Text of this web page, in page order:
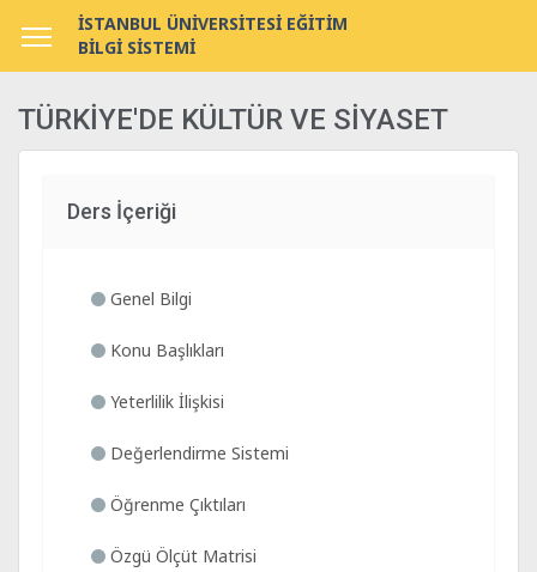
İSTANBUL ÜNİVERSİTESİ EĞİTİM
BİLGİ SİSTEMİ
TÜRKİYE'DE KÜLTÜR VE SİYASET
Ders İçeriği
Genel Bilgi
Konu Başlıkları
Yeterlilik İlişkisi
Değerlendirme Sistemi
Öğrenme Çıktıları
Özgü Ölçüt Matrisi